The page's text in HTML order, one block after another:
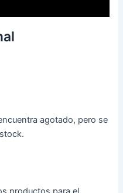
agotado, pero se